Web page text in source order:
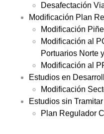
Desafectación
Modificación Plan
Modificación
Modificación al
Portuarios Norte
Modificación al
Estudios en
Modificación
Estudios sin
Plan Regulador